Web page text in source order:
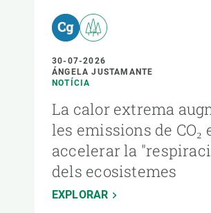
30-07-2026
ÁNGELA JUSTAMANTE
NOTÍCIA
La calor extrema
les emissions de CO₂
accelerar la
dels ecosistemes
EXPLORAR